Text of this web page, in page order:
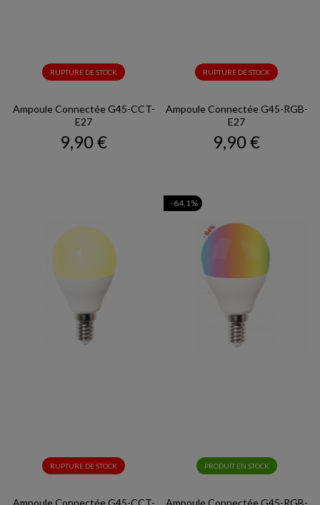
RUPTURE DE STOCK
Ampoule Connectée G45-CCT-
E27
Prix
9,90 €
RUPTURE DE STOCK
Ampoule Connectée G45-RGB-
E27
Prix
9,90 €
RUPTURE DE STOCK PRODUIT EN STOCK
-64,1%